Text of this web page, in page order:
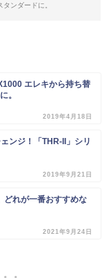
ンダードに。
エレキから持ち替
。
2019年4月18日
ンジ！「THR-II」シリ
2019年9月21日
どれが一番おすすめな
2021年9月24日